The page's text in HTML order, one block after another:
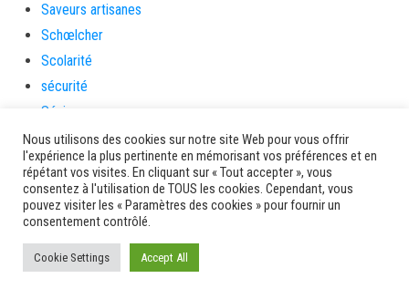
Saveurs artisanes
Schœlcher
Scolarité
sécurité
Séniors
Service culture, sport et associations
Service de l'urbanisme
Services
sinistrés
social
Solidarité
Nous utilisons des cookies sur notre site Web pour vous offrir
l'expérience la plus pertinente en mémorisant vos préférences et en
répétant vos visites. En cliquant sur « Tout accepter », vous
consentez à l'utilisation de TOUS les cookies. Cependant, vous
pouvez visiter les « Paramètres des cookies » pour fournir un
consentement contrôlé.
Cookie Settings Accept All